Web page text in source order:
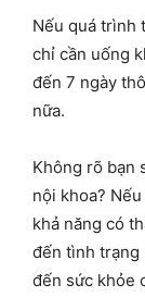
Nếu quá trình
chỉ cần uống
đến 7 ngày
nữa.
Không rõ bạn
nội khoa?
khả năng có
đến tình trạng
đến sức khỏe